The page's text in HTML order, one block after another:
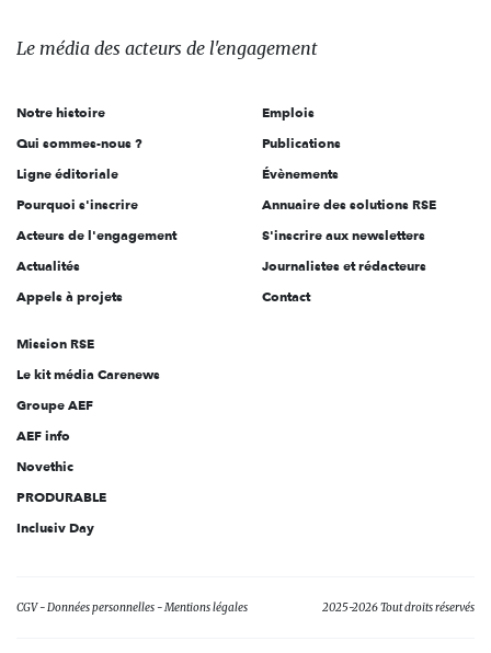
des
l'engagement
Le média des acteurs de l'engagement
Notre histoire
Qui sommes-nous ?
Ligne éditoriale
Pourquoi s'inscrire
Acteurs de l'engagement
Actualités
Appels à projets
Emplois
Publications
Évènements
Annuaire des solutions RSE
S'inscrire aux newsletters
Journalistes et rédacteurs
Contact
Mission RSE
Le kit média Carenews
Groupe AEF
AEF info
Novethic
PRODURABLE
Inclusiv Day
CGV Données personnelles Mentions légales 2025-2026 Tout droits réservés